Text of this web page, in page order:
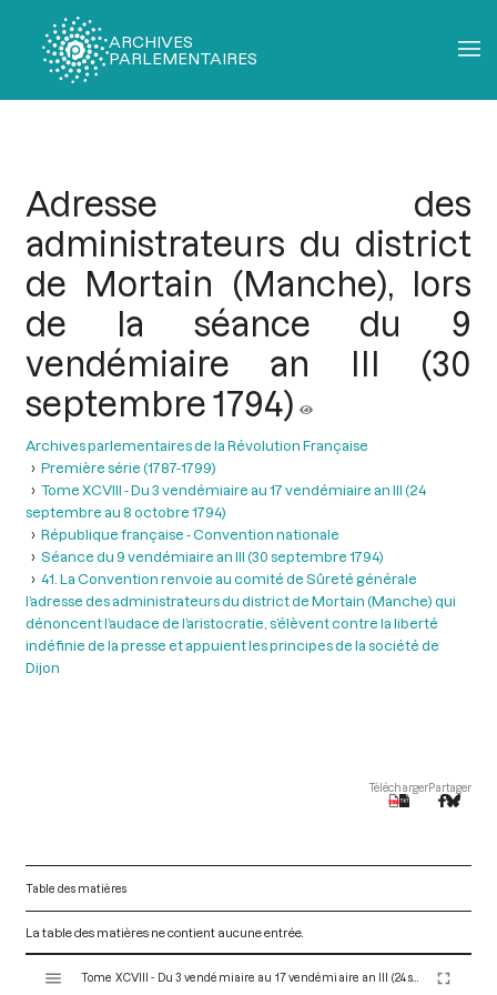
ARCHIVES
PARLEMENTAIRES
Adresse des
administrateurs du district
de Mortain (Manche), lors
de la séance du 9
vendémiaire an III (30
septembre 1794)
Archives parlementaires de la Révolution Française
Première série (1787-1799)
Tome XCVIII - Du 3 vendémiaire au 17 vendémiaire an III (24
septembre au 8 octobre 1794)
République française - Convention nationale
Séance du 9 vendémiaire an III (30 septembre 1794)
41. La Convention renvoie au comité de Sûreté générale
l’adresse des administrateurs du district de Mortain (Manche) qui
dénoncent l’audace de l’aristocratie, s’élèvent contre la liberté
indéfinie de la presse et appuient les principes de la société de
Dijon
TéléchargerPartager
Table des matières
La table des matières ne contient aucune entrée.